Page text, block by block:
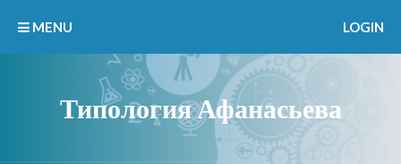
Типология Афанасьева
MENU LOGIN